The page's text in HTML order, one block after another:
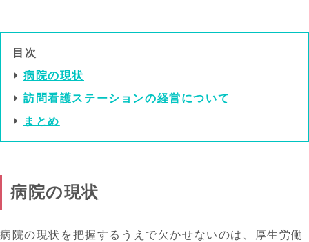
目次
病院の現状
訪問看護ステーションの経営について
まとめ
病院の現状
病院の現状を把握するうえで欠かせないのは、厚生労働